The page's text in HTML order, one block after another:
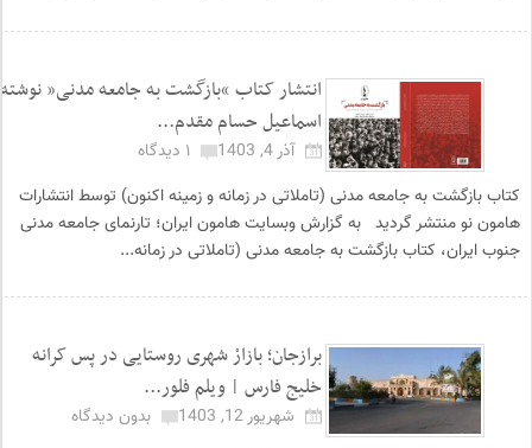
انتشار کتاب “بازگشت به جامعه مدنی” نوشته
اسماعیل حسام مقدم...
آذر 4, 1403
۱ دیدگاه
کتاب بازگشت به جامعه مدنی (تاملاتی در زمانه و زمینه اکنون) توسط انتشارات
هامون نو منتشر گردید به گزارش وبسایت هامون ایران؛ تارنمای جامعه مدنی
جنوب ایران، کتاب بازگشت به جامعه مدنی (تاملاتی در زمانه...
برازجان؛ بازارْ شهری روستایی در پس کرانه
خلیج فارس | ویلم فلور...
شهریور 12, 1403
بدون دیدگاه